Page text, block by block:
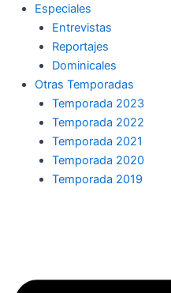
Especiales
Entrevistas
Reportajes
Dominicales
Otras Temporadas
Temporada 2023
Temporada 2022
Temporada 2021
Temporada 2020
Temporada 2019